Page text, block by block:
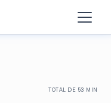
TOTAL DE 53 MIN